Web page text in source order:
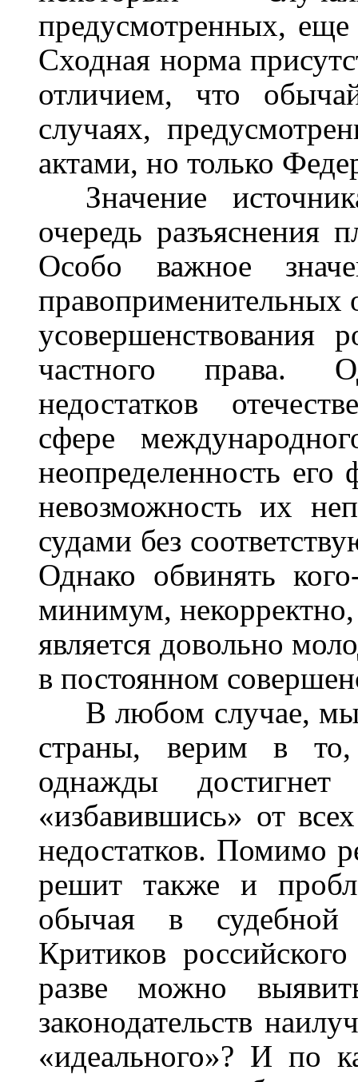
предусмотренных,
Сходная норма
отличием, что
случаях,
актами, но только
Значение
очередь
Особо важное
правоприменительных
усовершенствования
частного права.
недостатков
сфере
неопределенность
невозможность их
судами без
Однако обвинять
минимум, некорректно,
является довольно
в постоянном
В любом случае,
страны, верим в то,
однажды достигнет
«избавившись» от
недостатков. Помимо
решит также и
обычая в судебной
Критиков
разве можно
законодательств
«идеального»? И по